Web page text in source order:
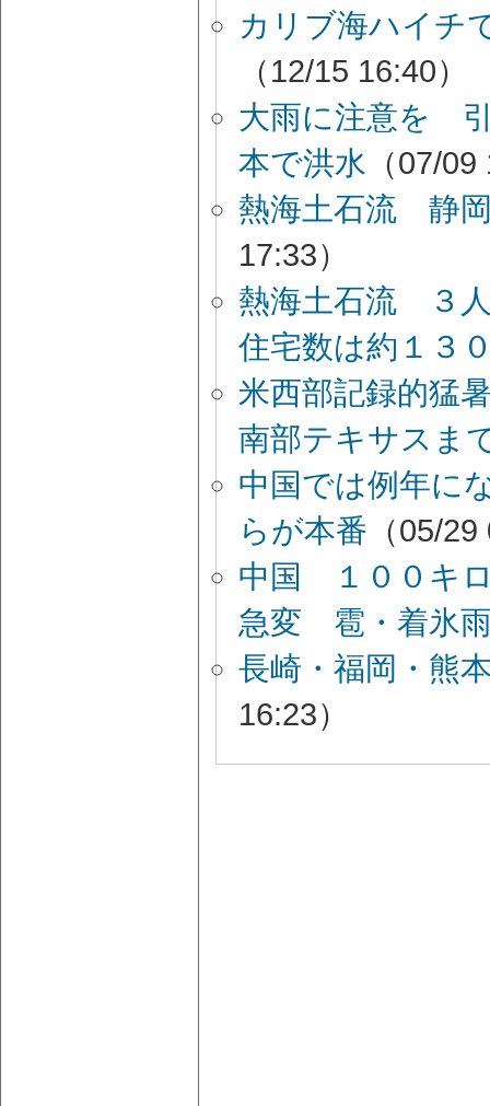
カリブ海ハイチ
（12/15 16:40）
大雨に注意を
本で洪水 （07/
熱海土石流 静
17:33）
熱海土石流 ３人
住宅数は約１３
米西部記録的猛
南部テキサスま
中国では例年に
らが本番 （05/
中国 １００キ
急変 雹・着氷
長崎・福岡・熊
16:23）